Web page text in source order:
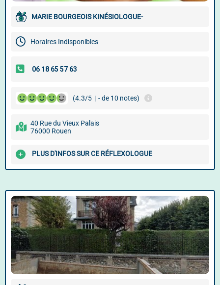
MARIE BOURGEOIS KINÉSIOLOGUE-
Horaires Indisponibles
(4.3/5 | - de 10 notes)
40 Rue du Vieux Palais
76000 Rouen
PLUS D'INFOS SUR CE RÉFLEXOLOGUE